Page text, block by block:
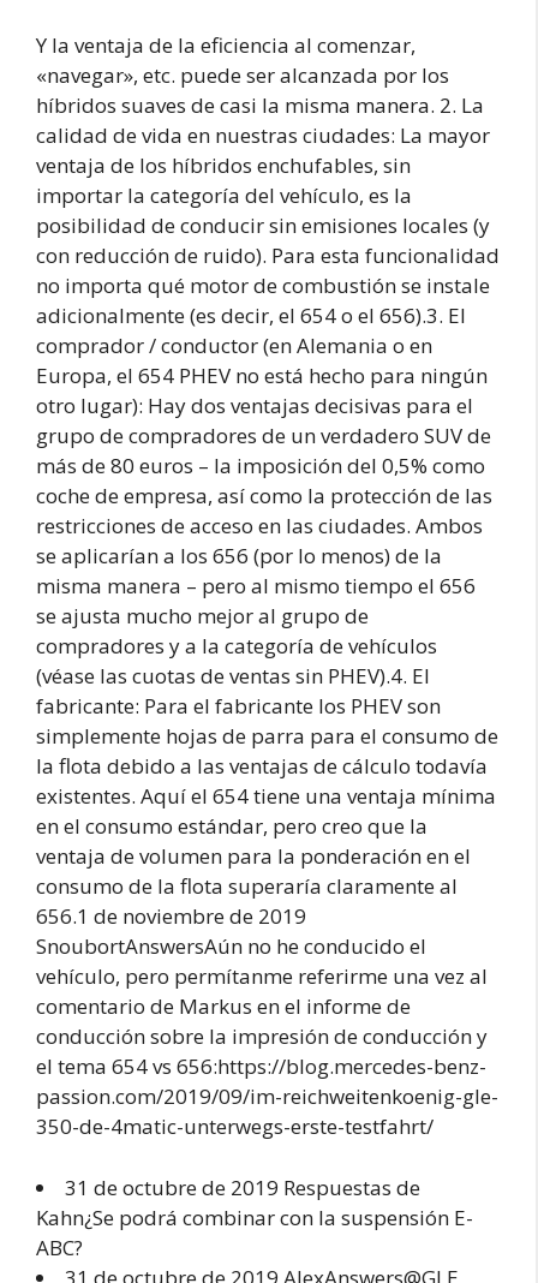
Y la ventaja de la eficiencia al comenzar,
«navegar», etc. puede ser alcanzada por los
híbridos suaves de casi la misma manera. 2. La
calidad de vida en nuestras ciudades: La mayor
ventaja de los híbridos enchufables, sin
importar la categoría del vehículo, es la
posibilidad de conducir sin emisiones locales (y
con reducción de ruido). Para esta funcionalidad
no importa qué motor de combustión se instale
adicionalmente (es decir, el 654 o el 656).3. El
comprador / conductor (en Alemania o en
Europa, el 654 PHEV no está hecho para ningún
otro lugar): Hay dos ventajas decisivas para el
grupo de compradores de un verdadero SUV de
más de 80 euros – la imposición del 0,5% como
coche de empresa, así como la protección de las
restricciones de acceso en las ciudades. Ambos
se aplicarían a los 656 (por lo menos) de la
misma manera – pero al mismo tiempo el 656
se ajusta mucho mejor al grupo de
compradores y a la categoría de vehículos
(véase las cuotas de ventas sin PHEV).4. El
fabricante: Para el fabricante los PHEV son
simplemente hojas de parra para el consumo de
la flota debido a las ventajas de cálculo todavía
existentes. Aquí el 654 tiene una ventaja mínima
en el consumo estándar, pero creo que la
ventaja de volumen para la ponderación en el
consumo de la flota superaría claramente al
656.1 de noviembre de 2019
SnoubortAnswersAún no he conducido el
vehículo, pero permítanme referirme una vez al
comentario de Markus en el informe de
conducción sobre la impresión de conducción y
el tema 654 vs 656:https://blog.mercedes-benz-
passion.com/2019/09/im-reichweitenkoenig-gle-
350-de-4matic-unterwegs-erste-testfahrt/
31 de octubre de 2019 Respuestas de
Kahn¿Se podrá combinar con la suspensión E-
ABC?
31 de octubre de 2019 AlexAnswers@GLE